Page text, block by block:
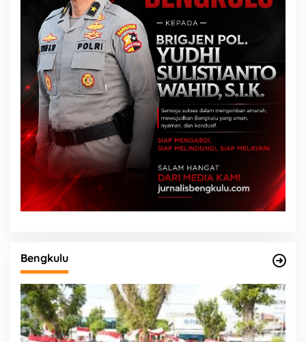
Bengkulu